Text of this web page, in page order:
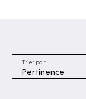
Pertinence
Trier par